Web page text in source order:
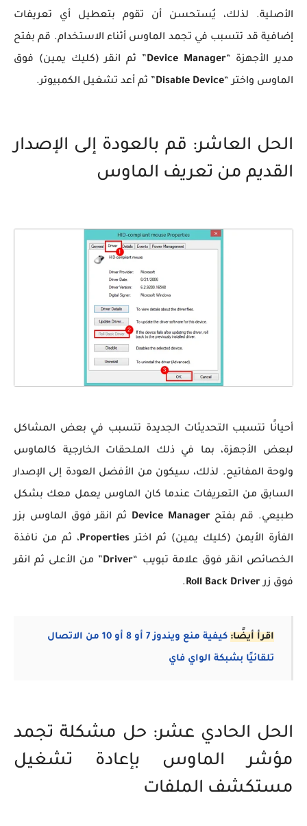
الأصلية. لذلك، يُستحسن أن تقوم بتعطيل أي تعريفات
إضافية قد تتسبب في تجمد الماوس أثناء الاستخدام. قم بفتح
مدير الأجهزة “Device Manager” ثم انقر (كليك يمين) فوق
الماوس واختر “
Disable Device ” ثم أعد تشغيل الكمبيوتر.
الحل العاشر: قم بالعودة إلى الإصدار
القديم من تعريف الماوس
أحيانًا تتسبب التحديثات الجديدة تتسبب في بعض المشاكل
لبعض الأجهزة، بما في ذلك الملحقات الخارجية كالماوس
ولوحة المفاتيح. لذلك، سيكون من الأفضل العودة إلى الإصدار
السابق من التعريفات عندما كان الماوس يعمل معك بشكل
طبيعي. قم بفتحDevice Manager ثم انقر فوق الماوس بزر
الفأرة الأيمن (كليك يمين) ثم اختر Properties، ثم من نافذة
الخصائص انقر فوق علامة تبويب “Driver” من الأعلى ثم انقر
فوق زرRoll Back Driver
.
اقرأ أيضًا: كيفية منع ويندوز 7 أو 8 أو 10 من الاتصال
تلقائيًا بشبكة الواي فاي
الحل الحادي عشر: حل مشكلة تجمد
مؤشر الماوس بإعادة تشغيل
مستكشف الملفات